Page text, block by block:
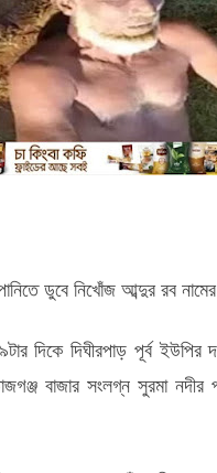
এনসিপির পথসভা
ক'ড়া
দায়িত্ব পালনে
ভলগেটসহ
পদযাত্রা, আসছেন
ডুবে নিখোঁজ আব্দুর রব
দিঘীরপাড় পূর্ব ইউপির
বাজার সংলগ্ন সুরমা নদীর